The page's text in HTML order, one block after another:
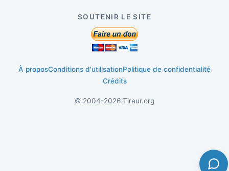
SOUTENIR LE SITE
À proposConditions d'utilisationPolitique de confidentialité
Crédits
© 2004-2026 Tireur.org